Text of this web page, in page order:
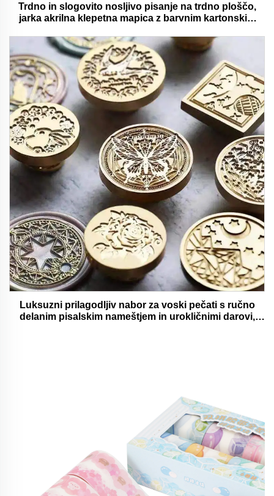
Trdno in slogovito nosljivo pisanje na trdno ploščo,
jarka akrilna klepetna mapica z barvnim kartonskim
Luksuzni prilagodljiv nabor za voski pečati s ručno
delanim pisalskim nameštjem in urokličnimi darovi,